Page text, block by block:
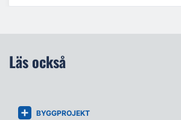
Läs också
BYGGPROJEKT